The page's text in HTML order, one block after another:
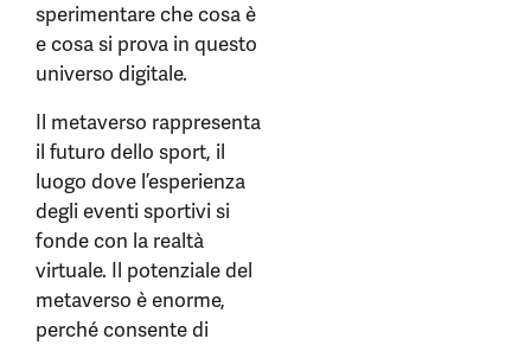
sperimentare che cosa è
e cosa si prova in questo
universo digitale.
Il metaverso rappresenta
il futuro dello sport, il
luogo dove l’esperienza
degli eventi sportivi si
fonde con la realtà
virtuale. Il potenziale del
metaverso è enorme,
perché consente di